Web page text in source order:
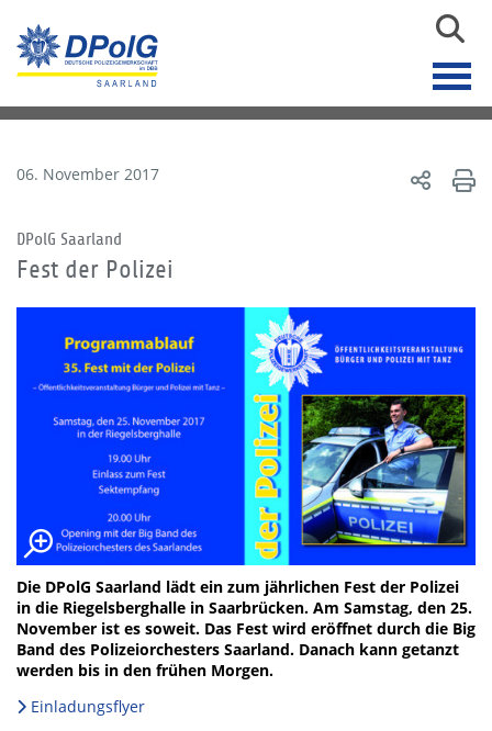
06. November 2017
DPolG Saarland
Fest der Polizei
Die DPolG Saarland lädt ein zum jährlichen Fest der Polizei
in die Riegelsberghalle in Saarbrücken. Am Samstag, den 25.
November ist es soweit. Das Fest wird eröffnet durch die Big
Band des Polizeiorchesters Saarland. Danach kann getanzt
werden bis in den frühen Morgen.
Einladungsflyer